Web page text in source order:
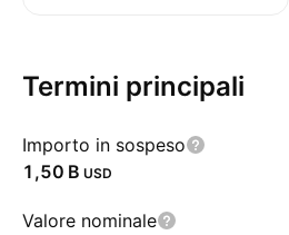
Termini principali
Importo in sospeso
‪1,50 B‬ USD
Valore nominale